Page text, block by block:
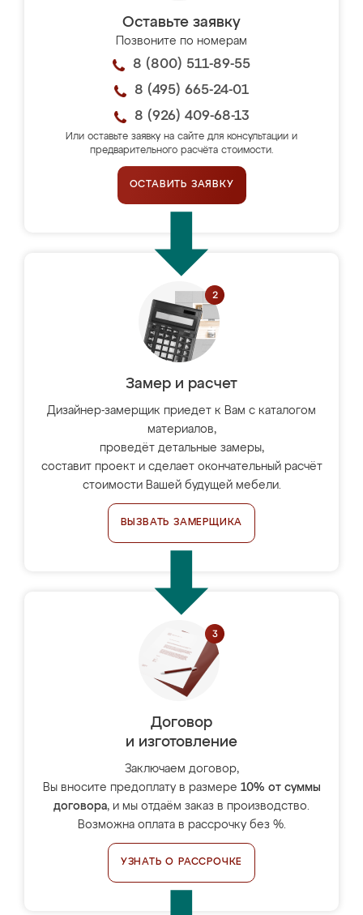
Оставьте заявку
Позвоните по номерам
8 (800) 511-89-55
8 (495) 665-24-01
8 (926) 409-68-13
Или оставьте заявку на сайте для консультации и
предварительного расчёта стоимости.
ОСТАВИТЬ ЗАЯВКУ
Замер и расчет
Дизайнер-замерщик приедет к Вам с каталогом
материалов,
проведёт детальные замеры,
составит проект и сделает окончательный расчёт
стоимости Вашей будущей мебели.
ВЫЗВАТЬ ЗАМЕРЩИКА
Договор
и изготовление
Заключаем договор,
Вы вносите предоплату в размере 10% от суммы
договора, и мы отдаём заказ в производство.
Возможна оплата в рассрочку без %.
УЗНАТЬ О РАССРОЧКЕ